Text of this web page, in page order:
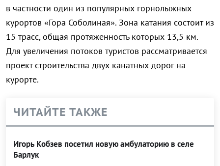
в частности один из популярных горнолыжных
курортов «Гора Соболиная». Зона катания состоит из
15 трасс, общая протяженность которых 13,5 км.
Для увеличения потоков туристов рассматривается
проект строительства двух канатных дорог на
курорте.
ЧИТАЙТЕ ТАКЖЕ
Игорь Кобзев посетил новую амбулаторию в селе
Барлук